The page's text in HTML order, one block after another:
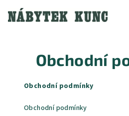
obsah
Obchodní
Obchodní podmínky
Obchodní podmínky